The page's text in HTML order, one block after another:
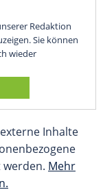
Redaktion
Sie können
wieder
Inhalte
Mehr